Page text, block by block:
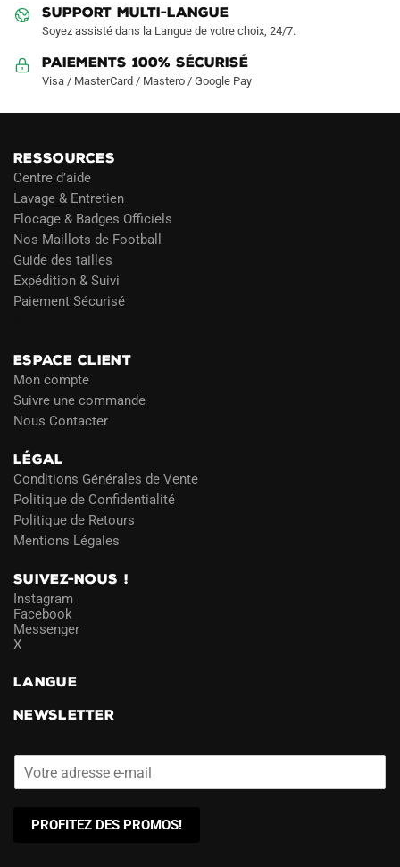
produit
SUPPORT MULTI-LANGUE
Soyez assisté dans la Langue de votre choix, 24/7.
Paiements 100% Sécurisé
Visa / MasterCard / Mastero / Google Pay
RESSOURCES
Centre d’aide
Lavage & Entretien
Flocage & Badges Officiels
Nos Maillots de Football
Guide des tailles
Expédition & Suivi
Paiement Sécurisé
ESPACE CLIENT
Mon compte
Suivre une commande
Nous Contacter
LÉGAL
Conditions Générales de Vente
Politique de Confidentialité
Politique de Retours
Mentions Légales
SUIVEZ-NOUS !
Instagram
Facebook
Messenger
X
LANGUE
NEWSLETTER
PROFITEZ DES PROMOS!